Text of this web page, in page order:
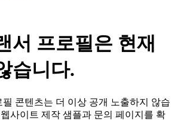
서 프로필은 현재
습니다.
콘텐츠는 더 이상 공개 노출하지 않습
사이트 제작 샘플과 문의 페이지를 확